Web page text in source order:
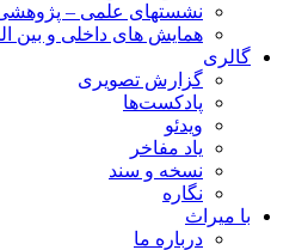
نشستهای علمی –
همایش های داخلی و بین
گالری
گزارش تصویری
پادکست‌ها
ویدئو
یاد مفاخر
نسخه و سند
نگاره
با میراث
درباره ما